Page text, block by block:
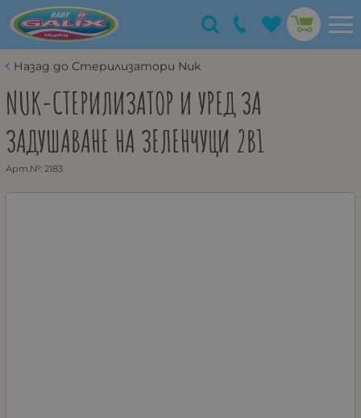
Назад до Стерилизатори Nuk
NUK-СТЕРИЛИЗАТОР И УРЕД ЗА
ЗАДУШАВАНЕ НА ЗЕЛЕНЧУЦИ 2В1
Арт.№: 2183